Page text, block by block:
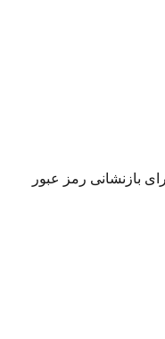
بازنشانی رمز عبور